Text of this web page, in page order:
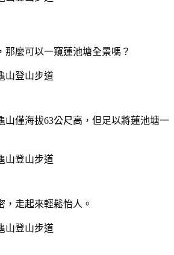
那麼可以一窺蓮池塘全景嗎？
山僅海拔63公尺高，但足以將蓮池塘一
，走起來輕鬆怡人。